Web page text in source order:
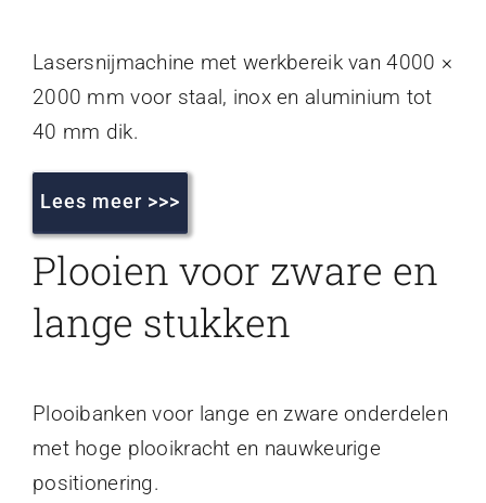
Lasersnijmachine met werkbereik van 4000 ×
2000 mm voor staal, inox en aluminium tot
40 mm dik.
Lees meer >>>
Plooien voor zware en
lange stukken
Plooibanken voor lange en zware onderdelen
met hoge plooikracht en nauwkeurige
positionering.